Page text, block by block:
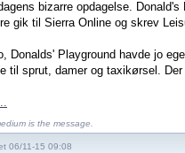
bizarre opdagelse.
gik til Sierra Online og skrev
Donalds' Playground havde jo
til sprut, damer og taxikørsel.
is the message.
06/11-15 09:08